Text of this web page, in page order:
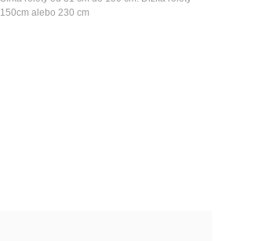
150cm alebo 230 cm